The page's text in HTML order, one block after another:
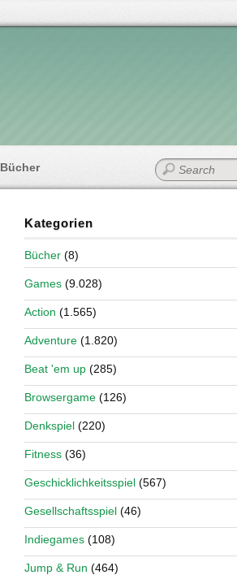
Bücher
Kategorien
Bücher (8)
Games (9.028)
Action (1.565)
Adventure (1.820)
Beat 'em up (285)
Browsergame (126)
Denkspiel (220)
Fitness (36)
Geschicklichkeitsspiel (567)
Gesellschaftsspiel (46)
Indiegames (108)
Jump & Run (464)